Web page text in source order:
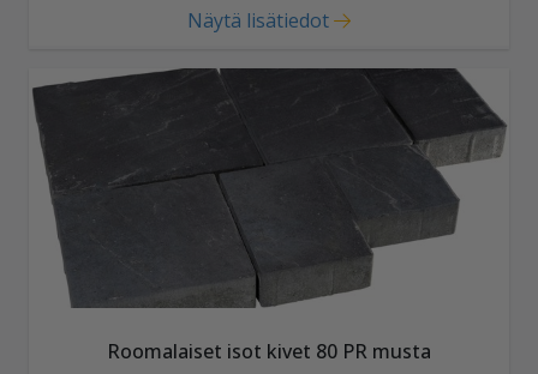
Näytä lisätiedot
Roomalaiset isot kivet 80 PR musta